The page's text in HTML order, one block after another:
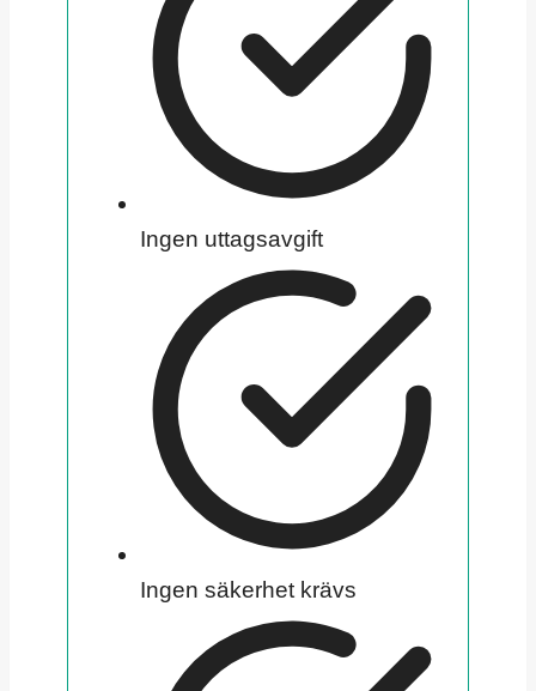
Ingen uttagsavgift
Ingen säkerhet krävs